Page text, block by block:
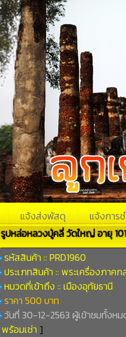
แจ้งส่งพัสดุ แจ้งการช
รูปหล่อหลวงปู่คลี่ วัดใหญ่ อายุ
รหัสสินค้า :: PRD1960
ประเภทสินค้า :: พระเครื่องภาคก
หมวดที่เข้าถึง :: เมืองอุทัยธานี
ราคา 500 บาท
วันที่ 30-12-2563 ผู้เข้าชมทั้งห
พร้อมเช่า ]